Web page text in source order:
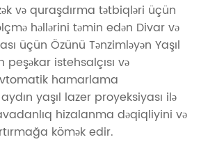
və quraşdırma tətbiqləri üçün
həllərini təmin edən Divar və
üçün Özünü Tənzimləyən Yaşıl
peşəkar istehsalçısı və
hamarlama
yaşıl lazer proyeksiyası ilə
hizalanma dəqiqliyini və
kömək edir.